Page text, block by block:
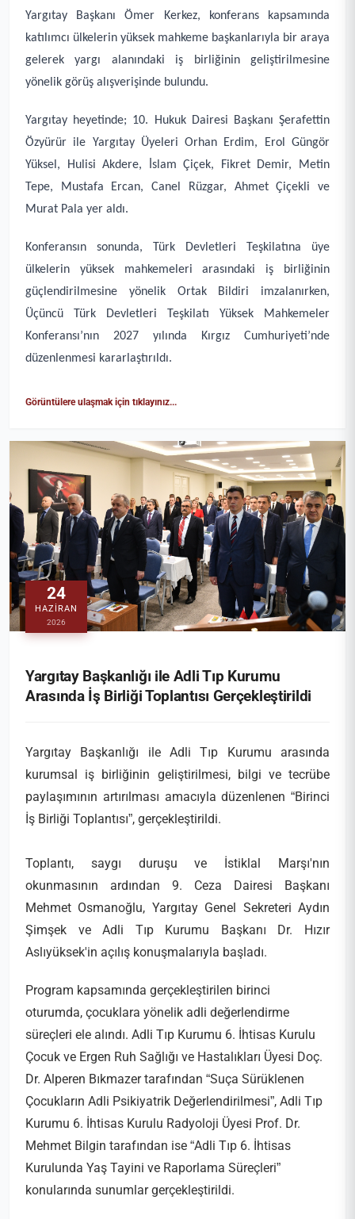
Yargıtay Başkanı Ömer Kerkez, konferans kapsamında
katılımcı ülkelerin yüksek mahkeme başkanlarıyla bir araya
gelerek yargı alanındaki iş birliğinin geliştirilmesine
yönelik görüş alışverişinde bulundu.
Yargıtay heyetinde; 10. Hukuk Dairesi Başkanı Şerafettin
Özyürür ile Yargıtay Üyeleri Orhan Erdim, Erol Güngör
Yüksel, Hulisi Akdere, İslam Çiçek, Fikret Demir, Metin
Tepe, Mustafa Ercan, Canel Rüzgar, Ahmet Çiçekli ve
Murat Pala yer aldı.
Konferansın sonunda, Türk Devletleri Teşkilatına üye
ülkelerin yüksek mahkemeleri arasındaki iş birliğinin
güçlendirilmesine yönelik Ortak Bildiri imzalanırken,
Üçüncü Türk Devletleri Teşkilatı Yüksek Mahkemeler
Konferansı’nın 2027 yılında Kırgız Cumhuriyeti’nde
düzenlenmesi kararlaştırıldı.
Görüntülere ulaşmak için tıklayınız...
24
HAZIRAN
2026
Yargıtay Başkanlığı ile Adli Tıp Kurumu
Arasında İş Birliği Toplantısı Gerçekleştirildi
Yargıtay Başkanlığı ile Adli Tıp Kurumu arasında
kurumsal iş birliğinin geliştirilmesi, bilgi ve tecrübe
paylaşımının artırılması amacıyla düzenlenen “Birinci
İş Birliği Toplantısı”, gerçekleştirildi.
Toplantı, saygı duruşu ve İstiklal Marşı'nın
okunmasının ardından 9. Ceza Dairesi Başkanı
Mehmet Osmanoğlu, Yargıtay Genel Sekreteri Aydın
Şimşek ve Adli Tıp Kurumu Başkanı Dr. Hızır
Aslıyüksek'in açılış konuşmalarıyla başladı.
Program kapsamında gerçekleştirilen birinci
oturumda, çocuklara yönelik adli değerlendirme
süreçleri ele alındı. Adli Tıp Kurumu 6. İhtisas Kurulu
Çocuk ve Ergen Ruh Sağlığı ve Hastalıkları Üyesi Doç.
Dr. Alperen Bıkmazer tarafından “Suça Sürüklenen
Çocukların Adli Psikiyatrik Değerlendirilmesi”, Adli Tıp
Kurumu 6. İhtisas Kurulu Radyoloji Üyesi Prof. Dr.
Mehmet Bilgin tarafından ise “Adli Tıp 6. İhtisas
Kurulunda Yaş Tayini ve Raporlama Süreçleri”
konularında sunumlar gerçekleştirildi.